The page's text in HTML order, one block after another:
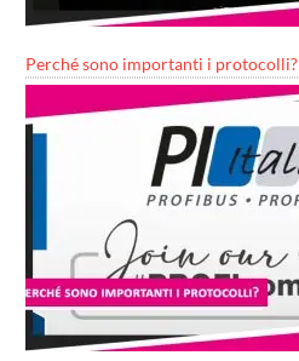
Perché sono importanti i protocolli?